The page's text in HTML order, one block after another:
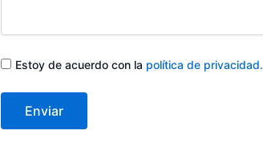
ayudarte
Consentimiento
Estoy de acuerdo con la política de privacidad.